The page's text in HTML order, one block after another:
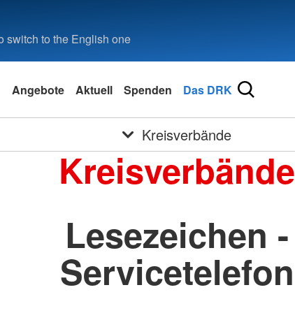
switch to the English one
Angebote Aktuell Spenden Das DRK
Kreisverbände
Kreisverbände
Lesezeichen -
Servicetelefon